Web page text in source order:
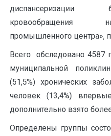
диспансеризации
кровообращения
промышленного центра»,
Всего обследовано 4587
муниципальной
(51,5%) хронических
человек (13,4%)
дополнительно взято
Определены группы